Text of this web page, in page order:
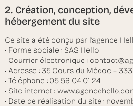
2. Création, conception,
hébergement du site
Ce site a été conçu par l’agence
• Forme sociale : SAS Hello
• Courrier électronique :
• Adresse : 35 Cours du Médoc –
• Téléphone : 05 56 04 01 24
• Site internet :
• Date de réalisation du site :